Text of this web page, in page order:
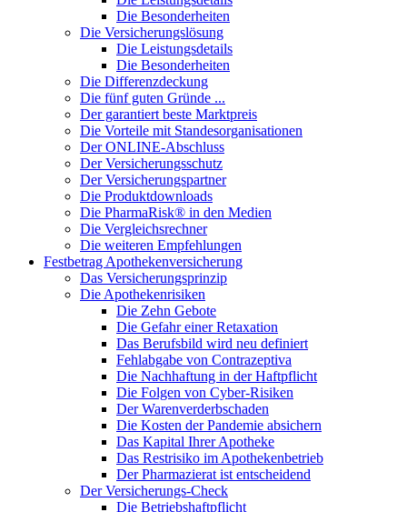
Die Besonderheiten
Die Versicherungslösung
Die Leistungsdetails
Die Besonderheiten
Die Differenzdeckung
Die fünf guten Gründe ...
Der garantiert beste Marktpreis
Die Vorteile mit Standesorganisationen
Der ONLINE-Abschluss
Der Versicherungsschutz
Der Versicherungspartner
Die Produktdownloads
Die PharmaRisk® in den Medien
Die Vergleichsrechner
Die weiteren Empfehlungen
Festbetrag Apothekenversicherung
Das Versicherungsprinzip
Die Apothekenrisiken
Die Zehn Gebote
Die Gefahr einer Retaxation
Das Berufsbild wird neu definiert
Fehlabgabe von Contrazeptiva
Die Nachhaftung in der Haftpflicht
Die Folgen von Cyber-Risiken
Der Warenverderbschaden
Die Kosten der Pandemie absichern
Das Kapital Ihrer Apotheke
Das Restrisiko im Apothekenbetrieb
Der Pharmazierat ist entscheidend
Der Versicherungs-Check
Die Betriebshaftpflicht